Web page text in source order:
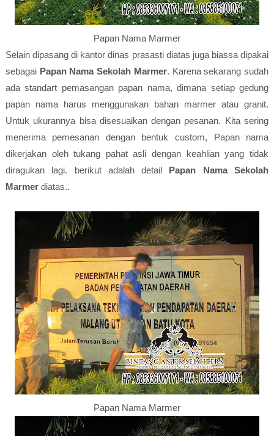
Papan Nama Marmer
Selain dipasang di kantor dinas prasasti diatas juga biassa dipakai
sebagai Papan Nama Sekolah Marmer. Karena sekarang sudah
ada standart pemasangan papan nama, dimana setiap gedung
papan nama harus menggunakan bahan marmer atau granit.
Untuk ukurannya bisa disesuaikan dengan pesanan. Kita sering
menerima pemesanan dengan bentuk custom, Papan nama
dikerjakan oleh tukang pahat asli dengan keahlian yang tidak
diragukan lagi. berikut adalah detail Papan Nama Sekolah
Marmerdiatas..
Papan Nama Marmer